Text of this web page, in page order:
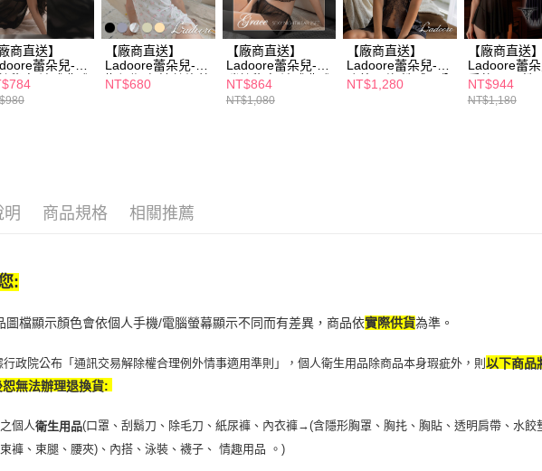
４．使用「AFTEE先享後付」時，將依
即時審查核予不同之上限額度；若仍有
結果請求用戶進行身份認證。
５．嚴禁一人註冊多個帳號或使用他人
形，恩沛科技股份有限公司將有權停止
動。
商直送】
蕾朵兒-葛
秘密 法式典雅
睡裙
【廠商直送】
Ladoore蕾朵兒-慵
懶假期 舒適絲緞蕾
絲睡裙
NT$680
【廠商直送】
Ladoore蕾朵兒-葛
瑞絲秘密 法式典雅
雪紡兩件式睡衣
NT$864
NT$1,080
【廠商直送】
Ladoore蕾朵兒-淪
陷德瓦倫 性感開岔
前扣睡裙
NT$1,280
【廠商直送】
Ladoore蕾
愛的露西 性
睡裙-多款任選
NT$944
NT$1,180
明 商品規格 相關推薦
:
檔顯示顏色會依個人手機/電腦螢幕顯示不同而有差異，商品依實際供貨為準。
政院公布「通訊交易解除權合理例外情事適用準則」，個人衛生用品除商品本身瑕疵外，則以下商品
無法辦理退換貨:
個人衛生用品(口罩、刮鬍刀、除毛刀、紙尿褲、內衣褲→(含隱形胸罩、胸扥、胸貼、透明肩帶、水餃
褲、束腿、腰夾) 、內搭、泳裝、襪子、 情趣用品 。)